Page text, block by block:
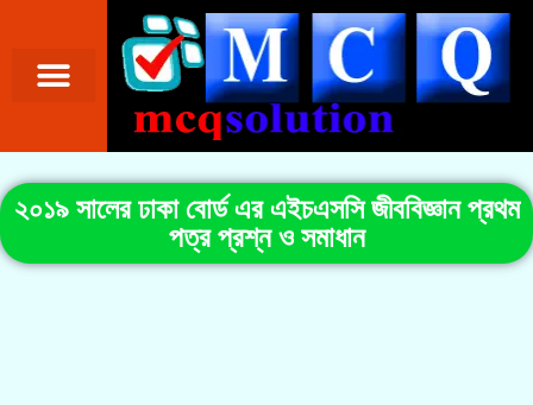
২০১৯ সালের ঢাকা বোর্ড এর এইচএসসি জীববিজ্ঞান প্রথম
পত্র প্রশ্ন ও সমাধান